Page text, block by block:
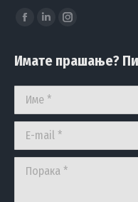
Find us on:
Facebook
opens
new
window
Linkedin
opens
new
window
Instagram
opens
window
Имате прашање?
Име *
E-mail *
Порака *